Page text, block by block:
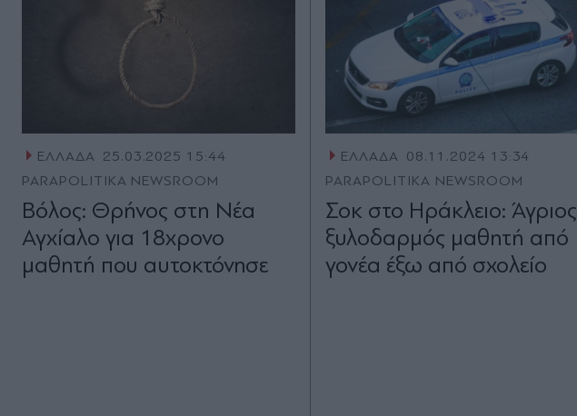
ΕΛΛΑΔΑ 25.03.2025 15:44
PARAPOLITIKA NEWSROOM
Βόλος: Θρήνος στη Νέα
Αγχίαλο για 18χρονο
μαθητή που αυτοκτόνησε
ΕΛΛΑΔΑ 08.11.2024 13:34
PARAPOLITIKA NEWSROOM
Σοκ στο Ηράκλειο: Άγριος
ξυλοδαρμός μαθητή από
γονέα έξω από σχολείο